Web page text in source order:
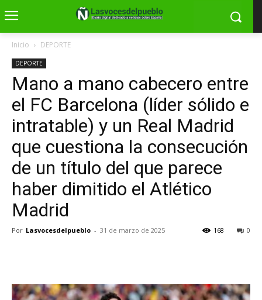
Inicio DEPORTE
DEPORTE
Mano a mano cabecero entre
el FC Barcelona (líder sólido e
intratable) y un Real Madrid
que cuestiona la consecución
de un título del que parece
haber dimitido el Atlético
Madrid
Por Lasvocesdelpueblo - 31 de marzo de 2025 0
168